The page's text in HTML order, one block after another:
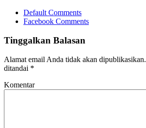
Default Comments
Facebook Comments
Tinggalkan Balasan
Alamat email Anda tidak akan dipublikasikan.
ditandai *
Komentar